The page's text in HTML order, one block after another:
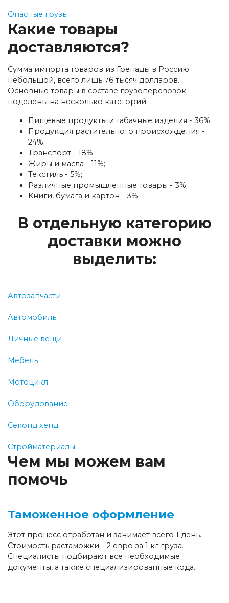
Опасные грузы
Какие товары
доставляются?
Сумма импорта товаров из Гренады в Россию
небольшой, всего лишь 76 тысяч долларов.
Основные товары в составе грузоперевозок
поделены на несколько категорий:
Пищевые продукты и табачные изделия - 36%;
Продукция растительного происхождения -
24%;
Транспорт - 18%;
Жиры и масла - 11%;
Текстиль - 5%;
Различные промышленные товары - 3%;
Книги, бумага и картон - 3%.
В отдельную категорию
доставки можно
выделить:
Автозапчасти
Автомобиль
Личные вещи
Мебель
Мотоцикл
Оборудование
Секонд хенд
Стройматериалы
Чем мы можем вам
помочь
Таможенное оформление
Этот процесс отработан и занимает всего 1 день.
Стоимость растаможки – 2 евро за 1 кг груза.
Специалисты подбирают все необходимые
документы, а также специализированные кода.